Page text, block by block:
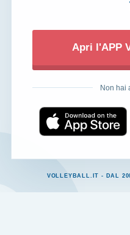
Apri l'APP
Non hai
VOLLEYBALL.IT - DAL